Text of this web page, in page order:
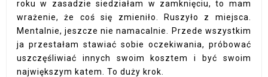
roku w zasadzie siedziałam w zamknięciu, to mam
wrażenie, że coś się zmieniło. Ruszyło z miejsca.
Mentalnie, jeszcze nie namacalnie. Przede wszystkim
ja przestałam stawiać sobie oczekiwania, próbować
uszczęśliwiać innych swoim kosztem i być swoim
największym katem. To duży krok.